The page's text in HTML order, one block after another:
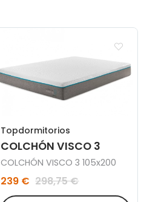
Topdormitorios
COLCHÓN VISCO 3
COLCHÓN VISCO 3 105x200
239 € 298,75 €